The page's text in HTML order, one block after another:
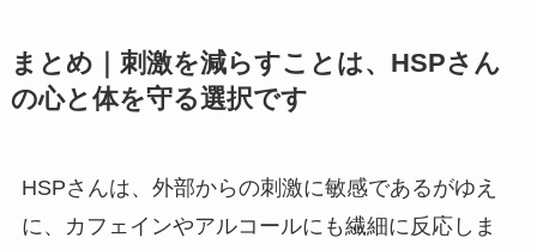
まとめ｜刺激を減らすことは、HSPさん
の心と体を守る選択です
HSPさんは、外部からの刺激に敏感であるがゆえ
に、カフェインやアルコールにも繊細に反応しま